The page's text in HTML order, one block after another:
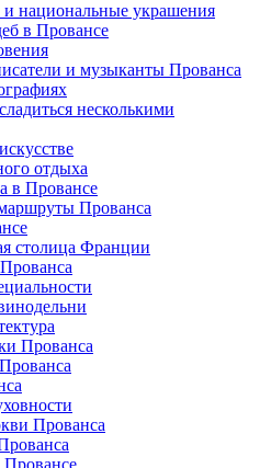
национальные украшения
в Провансе
и музыканты Прованса
несколькими
отдыха
в Провансе
Прованса
столица Франции
Прованса
Прованса
Провансе